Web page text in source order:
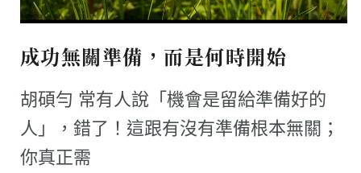
成功無關準備，而是何時開始
胡碩勻 常有人說「機會是留給準備好的
人」，錯了！這跟有沒有準備根本無關；
你真正需